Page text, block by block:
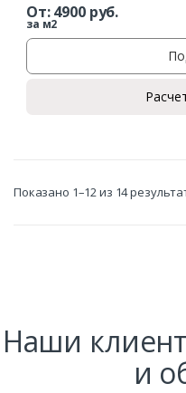
От:4900руб.
за м2
Показано 1–12 из 14
Наши
и